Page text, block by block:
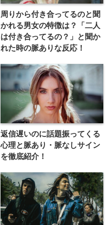
周りから付き合ってるのと聞
かれる男女の特徴は？「二人
は付き合ってるの？」と聞か
れた時の脈ありな反応！
返信遅いのに話題振ってくる
心理と脈あり・脈なしサイン
を徹底紹介！